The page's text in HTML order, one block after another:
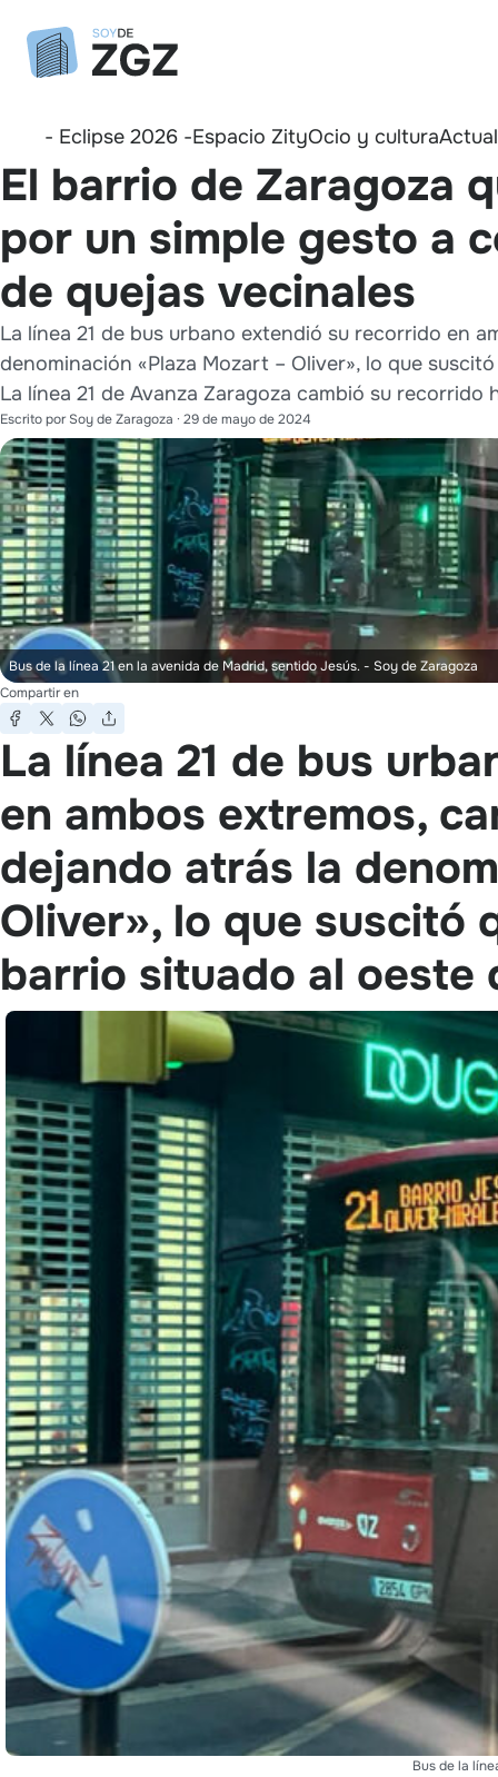
- Eclipse 2026 -Espacio ZityOcio y cultura
El barrio de Zaragoza
por un simple gesto a
de quejas vecinales
La línea 21 de bus urbano extendió su recorrido en
denominación «Plaza Mozart – Oliver», lo que
La línea 21 de Avanza Zaragoza cambió su
Escrito porSoy de Zaragoza · 29 de mayo de 2024
Bus de la línea 21 en la avenida de Madrid, sentido Jesús. - Soy de Zaragoza
Compartir en
La línea 21 de bus
en ambos extremos,
dejando atrás la
Oliver», lo que suscitó
barrio situado al oeste
Bus de la